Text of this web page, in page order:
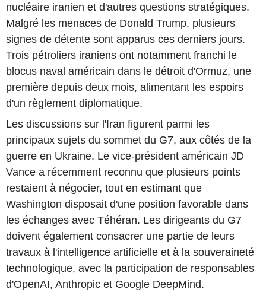
nucléaire iranien et d'autres questions stratégiques.
Malgré les menaces de Donald Trump, plusieurs
signes de détente sont apparus ces derniers jours.
Trois pétroliers iraniens ont notamment franchi le
blocus naval américain dans le détroit d'Ormuz, une
première depuis deux mois, alimentant les espoirs
d'un règlement diplomatique.
Les discussions sur l'Iran figurent parmi les
principaux sujets du sommet du G7, aux côtés de la
guerre en Ukraine. Le vice-président américain JD
Vance a récemment reconnu que plusieurs points
restaient à négocier, tout en estimant que
Washington disposait d'une position favorable dans
les échanges avec Téhéran. Les dirigeants du G7
doivent également consacrer une partie de leurs
travaux à l'intelligence artificielle et à la souveraineté
technologique, avec la participation de responsables
d'OpenAI, Anthropic et Google DeepMind.